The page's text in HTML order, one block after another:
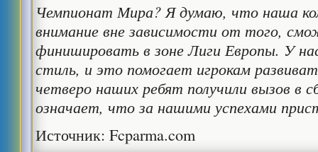
Чемпионат Мира? Я думаю, что наша
внимание вне зависимости от того,
финишировать в зоне Лиги Европы. У
стиль, и это помогает игрокам
четверо наших ребят получили вызов в
означает, что за нашими успехами
Источник: Fcparma.com